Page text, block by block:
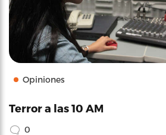
Opiniones
Terror a las 10 AM
0